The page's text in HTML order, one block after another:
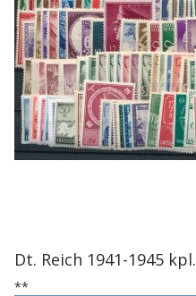
Dt. Reich 1941-1945 kpl.
**